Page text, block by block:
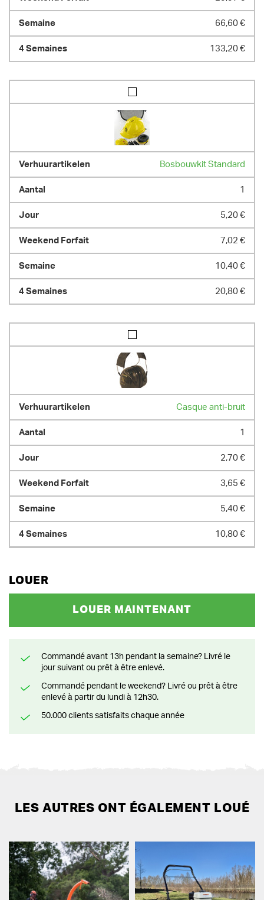
66,60 €
133,20 €
Bosbouwkit Standard
1
5,20 €
7,02 €
10,40 €
20,80 €
Casque anti-bruit
1
2,70 €
3,65 €
5,40 €
10,80 €
LOUER
LOUER MAINTENANT
Commandé avant 13h pendant la semaine? Livré le
jour suivant ou prêt à être enlevé.
Commandé pendant le weekend? Livré ou prêt à être
enlevé à partir du lundi à 12h30.
50.000 clients satisfaits chaque année
LES AUTRES ONT ÉGALEMENT LOUÉ